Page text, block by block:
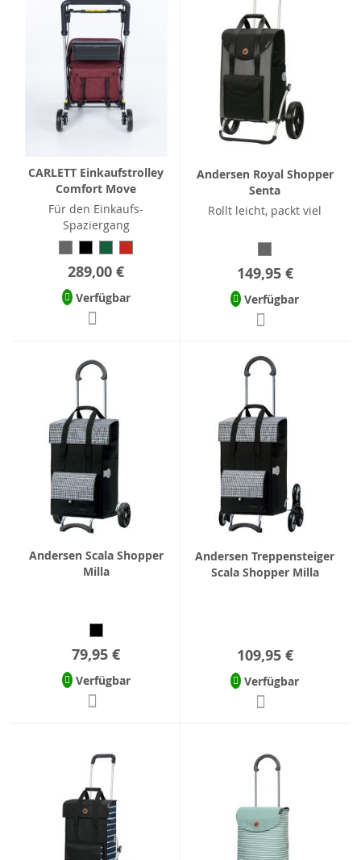
CARLETT Einkaufstrolley
Comfort Move
Für den Einkaufs-
Spaziergang
289,00 €
Verfügbar
Andersen Royal Shopper
Senta
Rollt leicht, packt viel
149,95 €
Verfügbar
Andersen Scala Shopper
Milla
79,95 €
Verfügbar
Andersen Treppensteiger
Scala Shopper Milla
109,95 €
Verfügbar